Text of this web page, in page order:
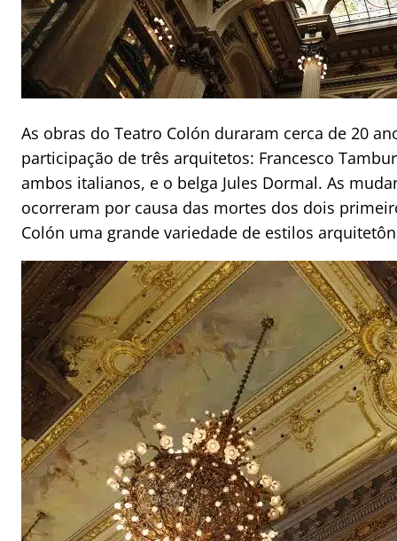
As obras do Teatro Colón duraram cerca de 20
participação de três arquitetos: Francesco
ambos italianos, e o belga Jules Dormal. As
ocorreram por causa das mortes dos dois
Colón uma grande variedade de estilos